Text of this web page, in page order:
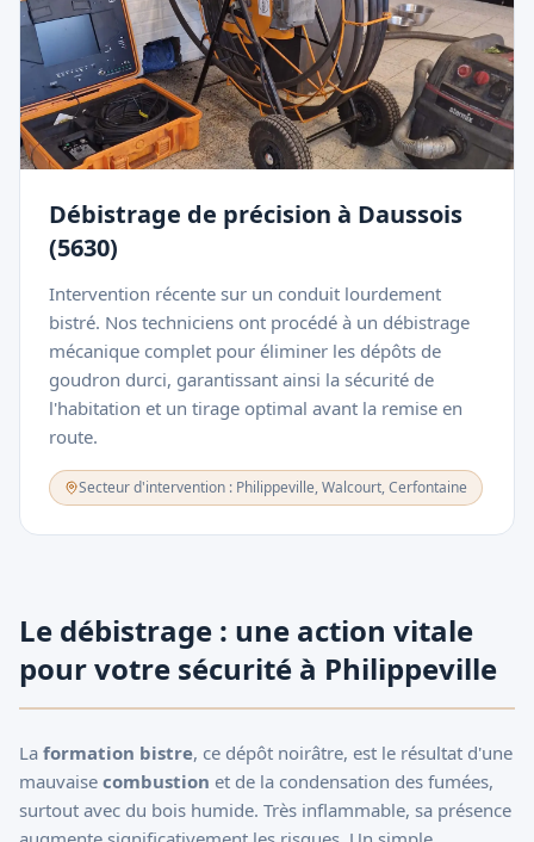
Débistrage de précision à Daussois
(5630)
Intervention récente sur un conduit lourdement
bistré. Nos techniciens ont procédé à un débistrage
mécanique complet pour éliminer les dépôts de
goudron durci, garantissant ainsi la sécurité de
l'habitation et un tirage optimal avant la remise en
route.
Secteur d'intervention : Philippeville, Walcourt, Cerfontaine
Le débistrage : une action vitale
pour votre sécurité à Philippeville
La formation bistre, ce dépôt noirâtre, est le résultat d'une
mauvaise combustion et de la condensation des fumées,
surtout avec du bois humide. Très inflammable, sa présence